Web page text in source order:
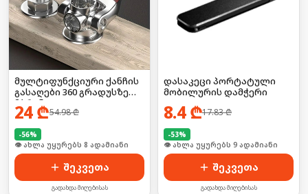
მულტიფუნქციური ქანჩის
გასაღები 360 გრადუსზე
მბრუნავი
24₾54.98₾
-56%
🛒 ბოლო 24სთ-ში იყიდა 13-მა
შეკვეთა
გადახდა მიღებისას
დასაკეცი პორტატული
მობილურის დამჭერი
8.4₾17.83₾
-53%
🛒 ბოლო 24სთ-ში იყიდა 16-მა
შეკვეთა
გადახდა მიღებისას